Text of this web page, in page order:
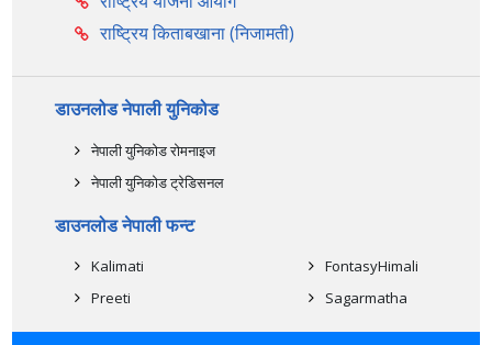
राष्ट्रिय किताबखाना (निजामती)
डाउनलोड नेपाली युनिकोड
नेपाली युनिकोड रोमनाइज
नेपाली युनिकोड ट्रेडिसनल
डाउनलोड नेपाली फन्ट
Kalimati
Preeti
FontasyHimali
Sagarmatha